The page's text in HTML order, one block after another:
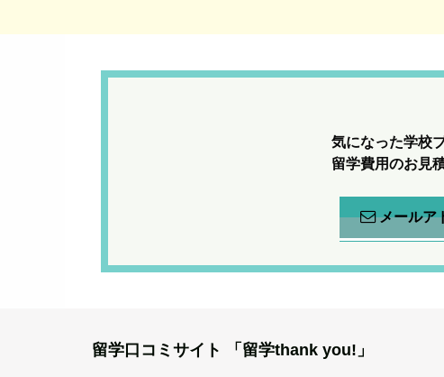
気になった学校
留学費用のお見
メールア
留学口コミサイト 「留学thank you!」